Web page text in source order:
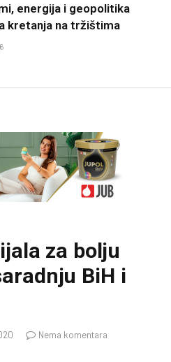
energija i geopolitika
kretanja na tržištima
za bolju
BiH i
Nema komentara